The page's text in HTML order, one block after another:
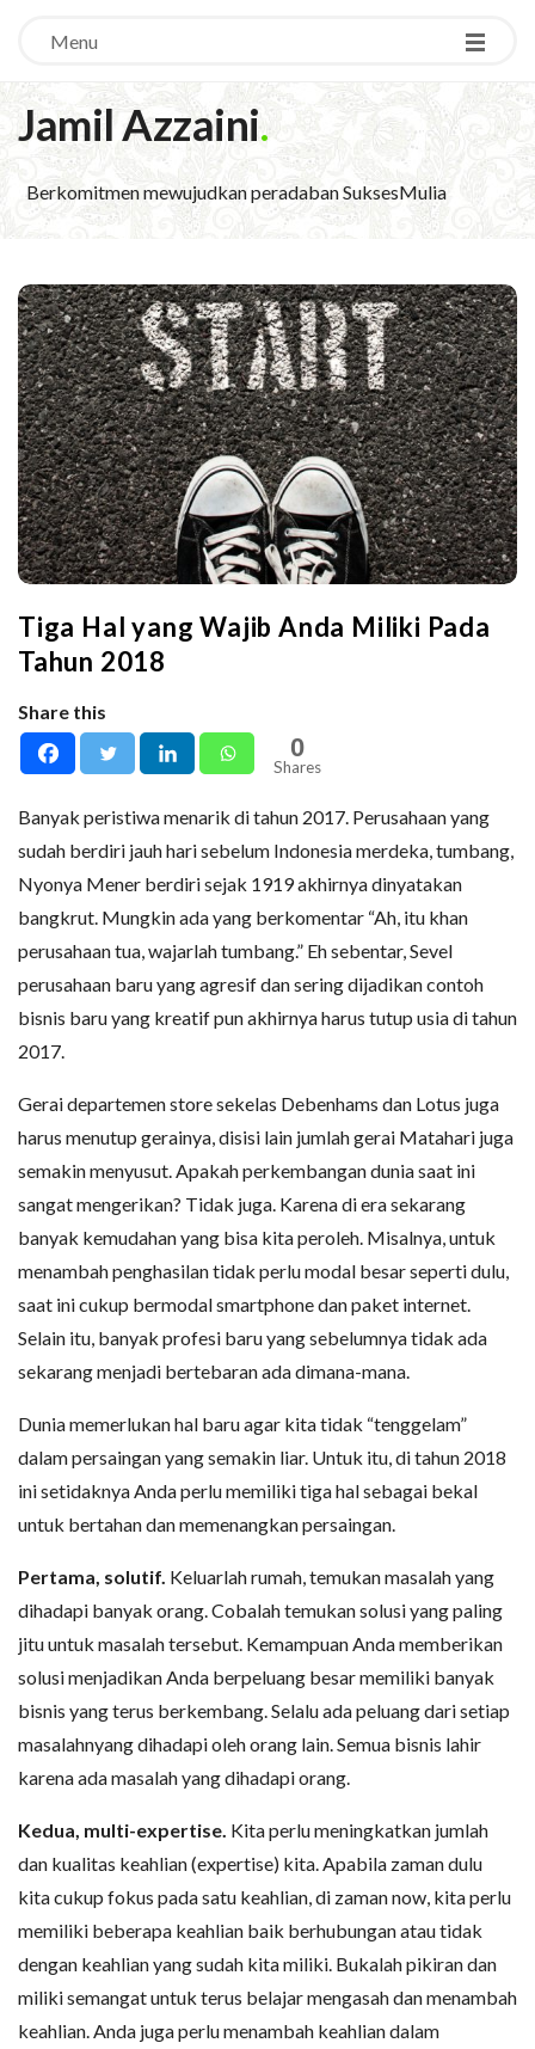
Menu
Jamil Azzaini.
Berkomitmen mewujudkan peradaban SuksesMulia
Tiga Hal yang Wajib Anda Miliki Pada
Tahun 2018
Share this
0
Shares
Banyak peristiwa menarik di tahun 2017. Perusahaan yang
sudah berdiri jauh hari sebelum Indonesia merdeka, tumbang,
Nyonya Mener berdiri sejak 1919 akhirnya dinyatakan
bangkrut. Mungkin ada yang berkomentar “Ah, itu khan
perusahaan tua, wajarlah tumbang.” Eh sebentar, Sevel
perusahaan baru yang agresif dan sering dijadikan contoh
bisnis baru yang kreatif pun akhirnya harus tutup usia di tahun
2017.
Gerai departemen store sekelas Debenhams dan Lotus juga
harus menutup gerainya, disisi lain jumlah gerai Matahari juga
semakin menyusut. Apakah perkembangan dunia saat ini
sangat mengerikan? Tidak juga. Karena di era sekarang
banyak kemudahan yang bisa kita peroleh. Misalnya, untuk
menambah penghasilan tidak perlu modal besar seperti dulu,
saat ini cukup bermodal smartphone dan paket internet.
Selain itu, banyak profesi baru yang sebelumnya tidak ada
sekarang menjadi bertebaran ada dimana-mana.
Dunia memerlukan hal baru agar kita tidak “tenggelam”
dalam persaingan yang semakin liar. Untuk itu, di tahun 2018
ini setidaknya Anda perlu memiliki tiga hal sebagai bekal
untuk bertahan dan memenangkan persaingan.
Pertama, solutif. Keluarlah rumah, temukan masalah yang
dihadapi banyak orang. Cobalah temukan solusi yang paling
jitu untuk masalah tersebut. Kemampuan Anda memberikan
solusi menjadikan Anda berpeluang besar memiliki banyak
bisnis yang terus berkembang. Selalu ada peluang dari setiap
masalahnyang dihadapi oleh orang lain. Semua bisnis lahir
karena ada masalah yang dihadapi orang.
Kedua, multi-expertise. Kita perlu meningkatkan jumlah
dan kualitas keahlian (expertise) kita. Apabila zaman dulu
kita cukup fokus pada satu keahlian, di zaman now, kita perlu
memiliki beberapa keahlian baik berhubungan atau tidak
dengan keahlian yang sudah kita miliki. Bukalah pikiran dan
miliki semangat untuk terus belajar mengasah dan menambah
keahlian. Anda juga perlu menambah keahlian dalam